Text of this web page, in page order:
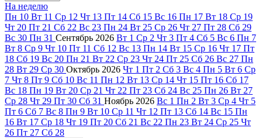
На неделю
Пн 10 Вт 11 Ср 12 Чт 13 Пт 14 Сб 15 Вс 16 Пн 17 Вт 18 Ср 19
Чт 20 Пт 21 Сб 22 Вс 23 Пн 24 Вт 25 Ср 26 Чт 27 Пт 28 Сб 29
Вс 30 Пн 31 Сентябрь 2026 Вт 1 Ср 2 Чт 3 Пт 4 Сб 5 Вс 6 Пн 7
Вт 8 Ср 9 Чт 10 Пт 11 Сб 12 Вс 13 Пн 14 Вт 15 Ср 16 Чт 17 Пт
18 Сб 19 Вс 20 Пн 21 Вт 22 Ср 23 Чт 24 Пт 25 Сб 26 Вс 27 Пн
28 Вт 29 Ср 30 Октябрь 2026 Чт 1 Пт 2 Сб 3 Вс 4 Пн 5 Вт 6 Ср
7 Чт 8 Пт 9 Сб 10 Вс 11 Пн 12 Вт 13 Ср 14 Чт 15 Пт 16 Сб 17
Вс 18 Пн 19 Вт 20 Ср 21 Чт 22 Пт 23 Сб 24 Вс 25 Пн 26 Вт 27
Ср 28 Чт 29 Пт 30 Сб 31 Ноябрь 2026 Вс 1 Пн 2 Вт 3 Ср 4 Чт 5
Пт 6 Сб 7 Вс 8 Пн 9 Вт 10 Ср 11 Чт 12 Пт 13 Сб 14 Вс 15 Пн
16 Вт 17 Ср 18 Чт 19 Пт 20 Сб 21 Вс 22 Пн 23 Вт 24 Ср 25 Чт
26 Пт 27 Сб 28